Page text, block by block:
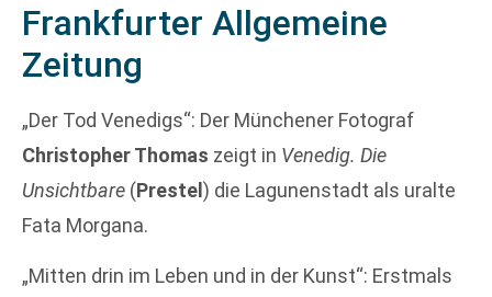
Frankfurter Allgemeine
Zeitung
„Der Tod Venedigs“: Der Münchener Fotograf
Christopher Thomas zeigt in Venedig. Die
Unsichtbare (Prestel) die Lagunenstadt als uralte
Fata Morgana.
„Mitten drin im Leben und in der Kunst“: Erstmals